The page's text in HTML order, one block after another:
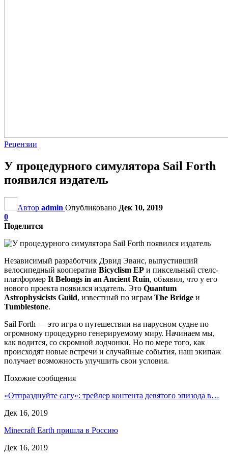
Рецензии
У процедурного симулятора Sail Forth
появился издатель
Автор admin Опубликовано Дек 10, 2019
0
Поделится
Независимый разработчик Дэвид Эванс, выпустивший
велосипедный кооператив Bicyclism EP и пиксельный стелс-
платформер It Belongs in an Ancient Ruin, объявил, что у его
нового проекта появился издатель. Это Quantum
Astrophysicists Guild, известный по играм The Bridge и
Tumblestone.
Sail Forth — это игра о путешествии на парусном судне по
огромному процедурно генерируемому миру. Начинаем мы,
как водится, со скромной лодчонки. Но по мере того, как
происходят новые встречи и случайные события, наш экипаж
получает возможность улучшить свои условия.
Похожие сообщения
«Отпразднуйте сагу»: трейлер контента девятого эпизода в…
Дек 16, 2019
Minecraft Earth пришла в Россию
Дек 16, 2019